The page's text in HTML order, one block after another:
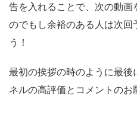
告を入れることで、次の動画
のでもし余裕のある人は次回
う！
最初の挨拶の時のように最
ネルの高評価とコメントのお